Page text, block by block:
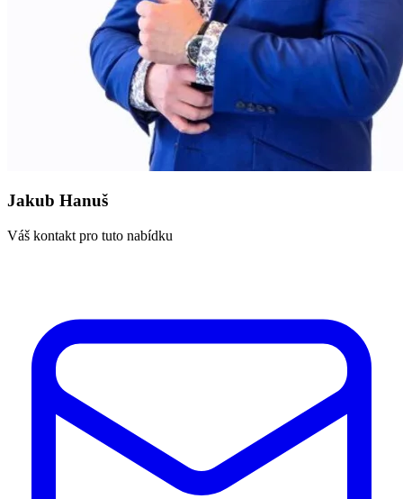
Jakub Hanuš
Váš kontakt pro tuto nabídku